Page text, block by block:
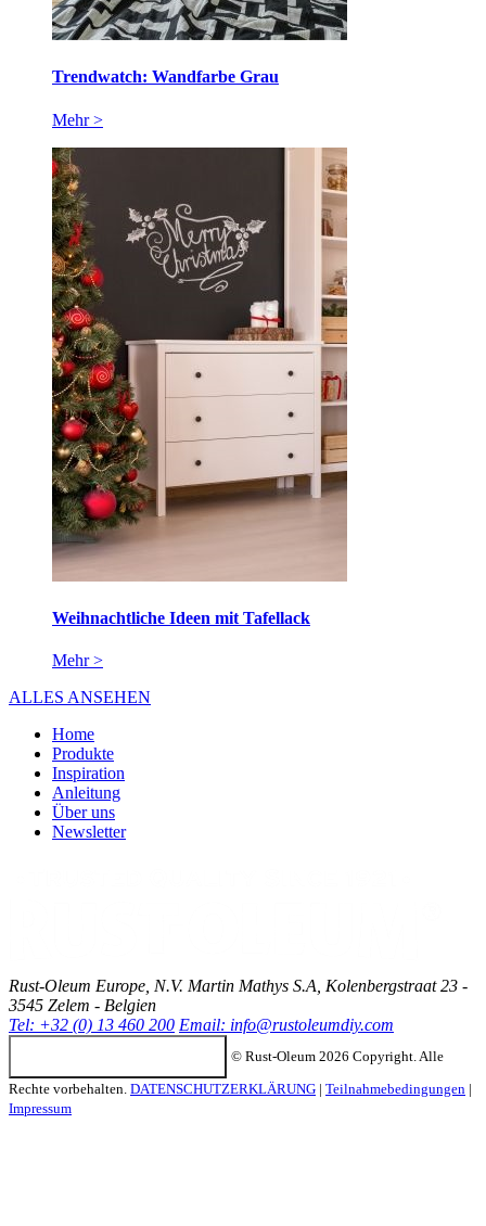
Trendwatch: Wandfarbe Grau
Mehr >
Weihnachtliche Ideen mit Tafellack
Mehr >
ALLES ANSEHEN
Home
Produkte
Inspiration
Anleitung
Über uns
Newsletter
Rust-Oleum Europe, N.V. Martin Mathys S.A, Kolenbergstraat 23 -
3545 Zelem - Belgien
Tel: +32 (0) 13 460 200 Email: info@rustoleumdiy.com
© Rust-Oleum 2026 Copyright. Alle
Rechte vorbehalten. DATENSCHUTZERKLÄRUNG | Teilnahmebedingungen |
Impressum